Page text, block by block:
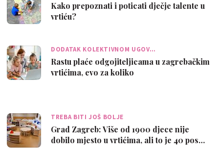
Kako prepoznati i poticati dječje talente u
vrtiću?
DODATAK KOLEKTIVNOM UGOV…
Rastu plaće odgojiteljicama u zagrebačkim
vrtićima, evo za koliko
TREBA BITI JOŠ BOLJE
Grad Zagreb: Više od 1900 djece nije
dobilo mjesto u vrtićima, ali to je 40 pos…